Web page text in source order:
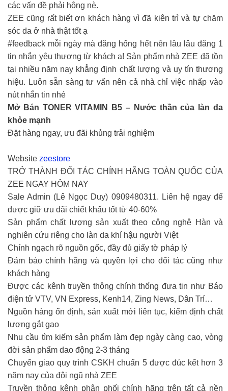
các vấn đề phải hông nè.
ZEE cũng rất biết ơn khách hàng vì đã kiên trì và tự chăm
sóc da ở nhà thật tốt ạ
#feedback mỗi ngày mà đăng hổng hết nên lâu lâu đăng 1
tin nhắn yêu thương từ khách ạ! Sản phẩm nhà ZEE đã tồn
tại nhiều năm nay khẳng định chất lượng và uy tín thương
hiệu. Luôn sẵn sàng tư vấn nên cả nhà chỉ việc nhấp vào
nút nhắn tin nhé
Mở Bán TONER VITAMIN B5 – Nước thần của làn da
khỏe mạnh
Đặt hàng ngay, ưu đãi khủng trải nghiệm
Website zeestore
TRỞ THÀNH ĐỐI TÁC CHÍNH HÃNG TOÀN QUỐC CỦA
ZEE NGAY HÔM NAY
Sale Admin (Lê Ngọc Duy) 0909480311. Liên hệ ngay để
được giữ ưu đãi chiết khấu tốt từ 40-60%
Sản phẩm chất lượng sản xuất theo công nghệ Hàn và
nghiên cứu riêng cho làn da khí hậu người Việt
Chính ngạch rõ nguồn gốc, đầy đủ giấy tờ pháp lý
Đảm bảo chính hãng và quyền lợi cho đối tác cũng như
khách hàng
Được các kênh truyền thông chính thống đưa tin như Báo
điện tử VTV, VN Express, Kenh14, Zing News, Dân Trí…
Nguồn hàng ổn định, sản xuất mới liên tục, kiểm định chất
lượng gắt gao
Nhu cầu tìm kiếm sản phẩm làm đẹp ngày càng cao, vòng
đời sản phẩm dao động 2-3 tháng
Chuyển giao quy trình CSKH chuẩn 5 được đúc kết hơn 3
năm nay của đội ngũ nhà ZEE
Truyền thông kênh phân phối chính hãng trên tất cả nền